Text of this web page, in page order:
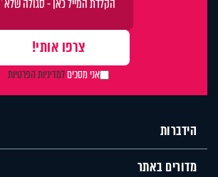
אני מסכיםלמדיניות הפרטיות
הידברות
מדורים באתר